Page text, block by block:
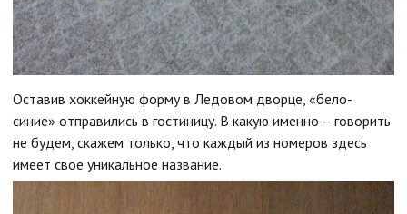
Оставив хоккейную форму в Ледовом дворце, «бело-
синие» отправились в гостиницу. В какую именно – говорить
не будем, скажем только, что каждый из номеров здесь
имеет свое уникальное название.